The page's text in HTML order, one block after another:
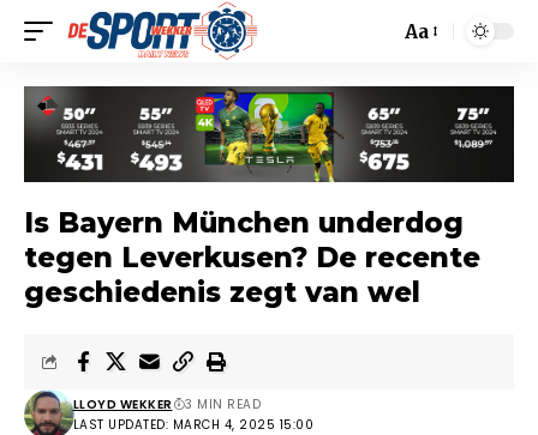
Aa
Is Bayern München underdog
tegen Leverkusen? De recente
geschiedenis zegt van wel
LAST UPDATED: MARCH 4, 2025 15:00
LLOYD WEKKER 3 MIN READ